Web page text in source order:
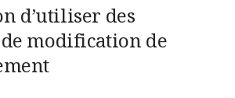
d’utiliser des
modification de